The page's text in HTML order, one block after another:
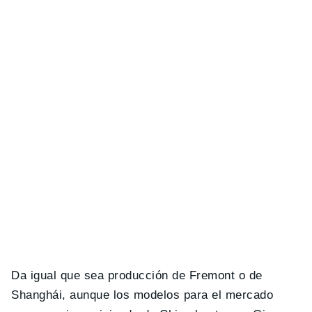
Da igual que sea producción de Fremont o de
Shanghái, aunque los modelos para el mercado